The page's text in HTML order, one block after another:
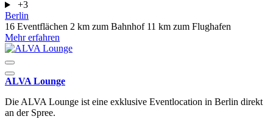
+3
Berlin
16 Eventflächen 2 km zum Bahnhof 11 km zum Flughafen
Mehr erfahren
ALVA Lounge
Die ALVA Lounge ist eine exklusive Eventlocation in Berlin direkt
an der Spree.